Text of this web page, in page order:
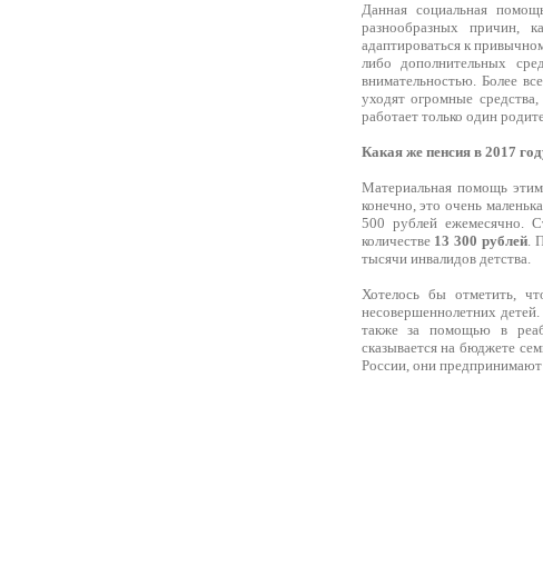
Данная социальная
разнообразных причин,
адаптироваться к
либо дополнительных
внимательностью. Более
уходят огромные
работает только один
Какая же пенсия в 2017
Материальная помощь
конечно, это очень
500 рублей ежемесячно.
количестве 13 300 рублей.
тысячи инвалидов детства.
Хотелось бы отметить,
несовершеннолетних
также за помощью в
сказывается на бюджете
России, они предпринимают